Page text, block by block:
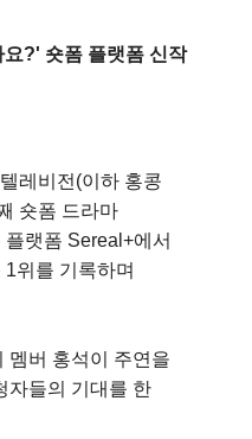
?' 숏폼 플랫폼 신작
레비전(이하 홍콩
숏폼 드라마
플랫폼 Sereal+에서
위를 기록하며
멤버 홍석이 주연을
자들의 기대를 한